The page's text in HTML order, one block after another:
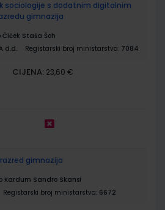
sociologije s dodatnim digitalnim
gimnazija
Staša Šoh
d.d. Registarski broj ministarstva: 7084
CIJENA: 23,60 €
razred gimnazija
Kardum Sandro Skansi
Registarski broj ministarstva: 6672